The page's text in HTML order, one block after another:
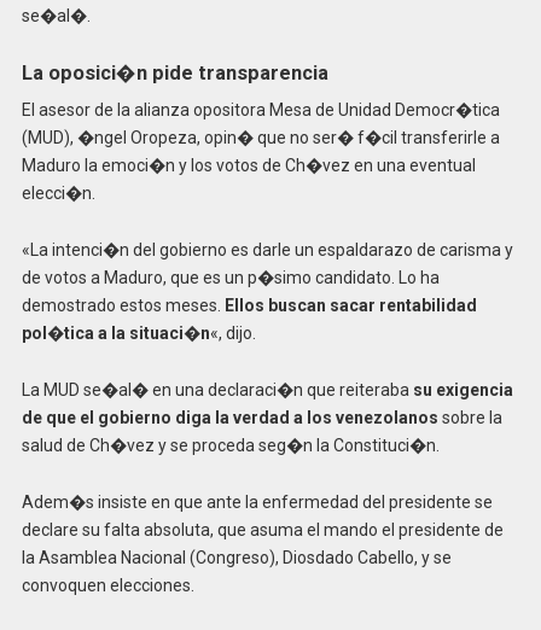
se�al�.
La oposici�n pide transparencia
El asesor de la alianza opositora Mesa de Unidad Democr�tica
(MUD), �ngel Oropeza, opin� que no ser� f�cil transferirle a
Maduro la emoci�n y los votos de Ch�vez en una eventual
elecci�n.
«La intenci�n del gobierno es darle un espaldarazo de carisma y
de votos a Maduro, que es un p�simo candidato. Lo ha
demostrado estos meses. Ellos buscan sacar rentabilidad
pol�tica a la situaci�n«, dijo.
La MUD se�al� en una declaraci�n que reiteraba su exigencia
de que el gobierno diga la verdad a los venezolanos sobre la
salud de Ch�vez y se proceda seg�n la Constituci�n.
Adem�s insiste en que ante la enfermedad del presidente se
declare su falta absoluta, que asuma el mando el presidente de
la Asamblea Nacional (Congreso), Diosdado Cabello, y se
convoquen elecciones.